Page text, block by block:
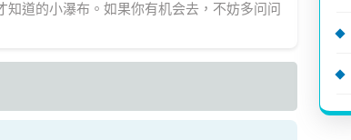
道的小瀑布。如果你有机会去，不妨多问问